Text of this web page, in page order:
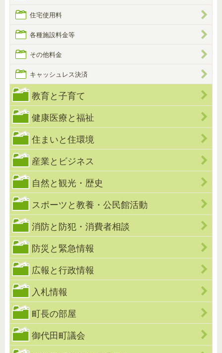
住宅使用料
各種施設料金等
その他料金
キャッシュレス決済
教育と子育て
健康医療と福祉
住まいと住環境
産業とビジネス
自然と観光・歴史
スポーツと教養・公民館活動
消防と防犯・消費者相談
防災と緊急情報
広報と行政情報
入札情報
町長の部屋
御代田町議会